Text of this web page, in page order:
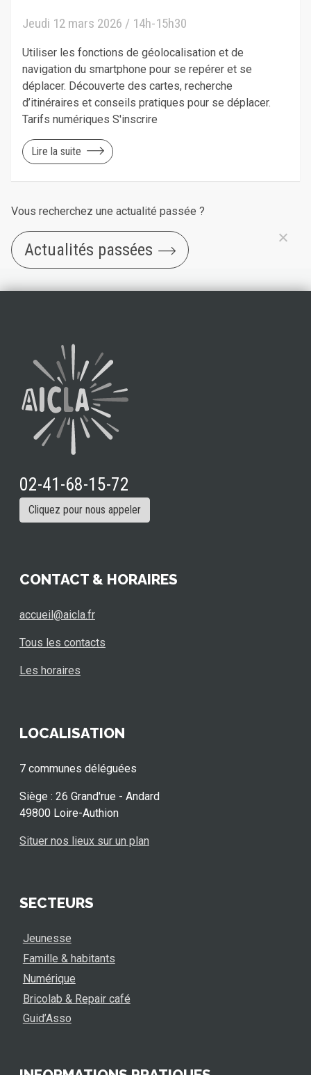
Jeudi 12 mars 2026 / 14h-15h30
Utiliser les fonctions de géolocalisation et de
navigation du smartphone pour se repérer et se
déplacer. Découverte des cartes, recherche
d’itinéraires et conseils pratiques pour se déplacer.
Tarifs numériques S'inscrire
Lire la suite
Vous recherchez une actualité passée ?
Actualités passées
02-41-68-15-72
Cliquez pour nous appeler
CONTACT & HORAIRES
accueil@aicla.fr
Tous les contacts
Les horaires
LOCALISATION
7 communes déléguées
Siège : 26 Grand'rue - Andard
49800 Loire-Authion
Situer nos lieux sur un plan
SECTEURS
Jeunesse
Famille & habitants
Numérique
Bricolab & Repair café
Guid’Asso